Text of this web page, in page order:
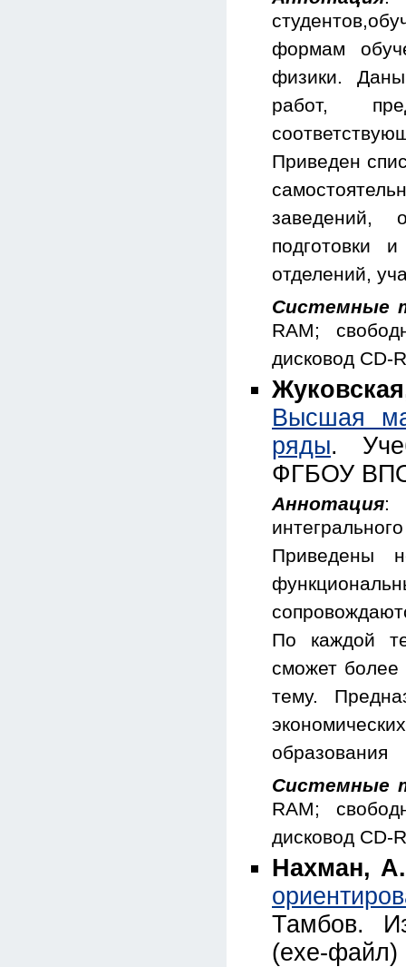
формам
физики.
работ,
Приведен
заведений,
подготовки
отделений,
Системные
RAM;
дисковод
Высшая
ряды.
ФГБОУ
Аннотация:
Приведены
По каждой
сможет более
тему.
образования
Системные
RAM;
дисковод
Нахман,
Тамбов.
(exe-файл)